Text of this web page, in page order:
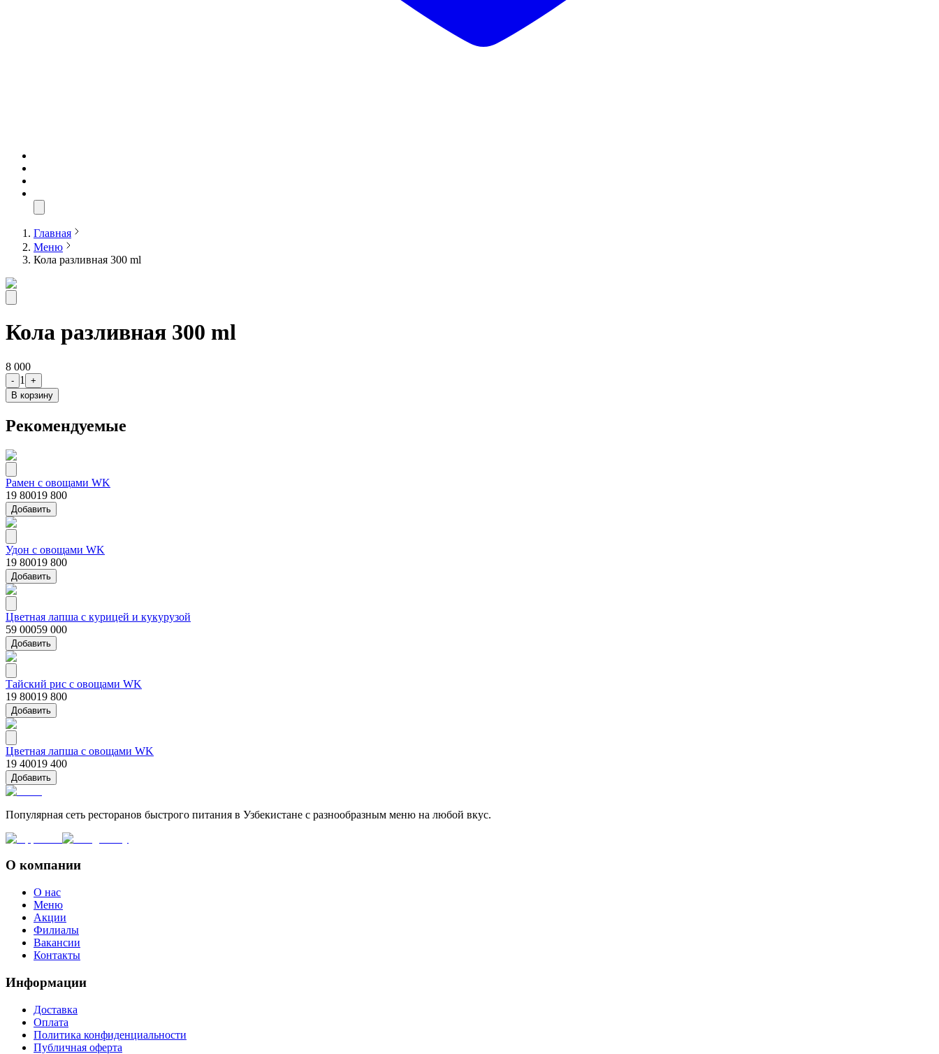
Главная
Меню
Кола разливная 300 ml
Кола разливная 300 ml
8 000
- 1
+
В корзину
Рекомендуемые
Рамен с овощами WK
19 80019 800
Добавить
Удон с овощами WK
19 80019 800
Добавить
Цветная лапша с курицей и кукурузой
59 00059 000
Добавить
Тайский рис с овощами WK
19 80019 800
Добавить
Цветная лапша с овощами WK
19 40019 400
Добавить
Популярная сеть ресторанов быстрого питания в Узбекистане с разнообразным меню на любой вкус.
О компании
О нас
Меню
Акции
Филиалы
Вакансии
Контакты
Информации
Доставка
Оплата
Политика конфиденциальности
Публичная оферта